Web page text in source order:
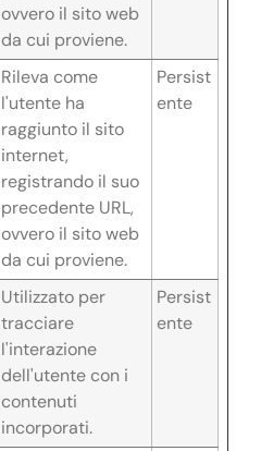
ovvero il sito web
da cui proviene.
Rileva come
l'utente ha
raggiunto il sito
internet,
registrando il suo
precedente URL,
ovvero il sito web
da cui proviene.
Persist
ente
Utilizzato per
tracciare
l'interazione
dell'utente con i
contenuti
incorporati.
Persist
ente